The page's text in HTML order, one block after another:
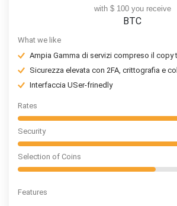
with $ 100 you receive
BTC
What we like
Ampia Gamma di servizi compreso il copy
Sicurezza elevata con 2FA, crittografia e
Interfaccia USer-frinedly
Rates
Security
Selection of Coins
Features